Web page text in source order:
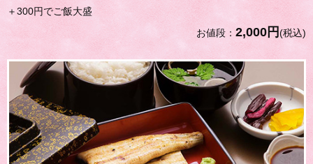
＋300円でご飯大盛
お値段： 2,000円(税込)